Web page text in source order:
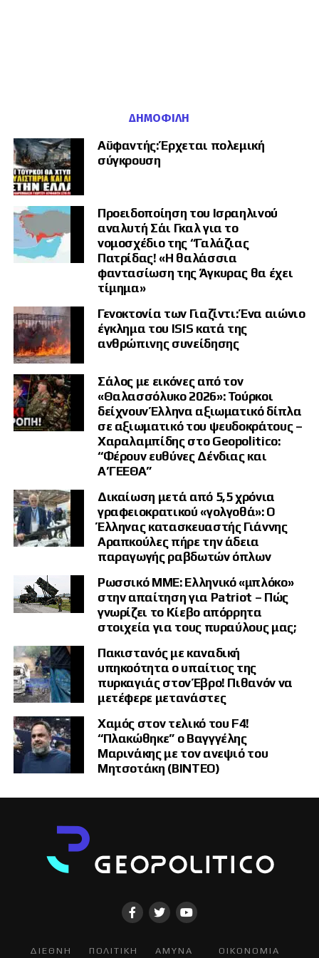
ΔΗΜΟΦΙΛΉ
Αϋφαντής: Έρχεται πολεμική
σύγκρουση
Προειδοποίηση του Ισραηλινού
αναλυτή Σάι Γκαλ για το
νομοσχέδιο της “Γαλάζιας
Πατρίδας! «Η θαλάσσια
φαντασίωση της Άγκυρας θα έχει
τίμημα»
Γενοκτονία των Γιαζίντι: Ένα αιώνιο
έγκλημα του ISIS κατά της
ανθρώπινης συνείδησης
Σάλος με εικόνες από τον
«Θαλασσόλυκο 2026»: Τούρκοι
δείχνουν Έλληνα αξιωματικό δίπλα
σε αξιωματικό του ψευδοκράτους –
Χαραλαμπίδης στο Geopolitico:
“Φέρουν ευθύνες Δένδιας και
Α’ΓΕΕΘΑ”
Δικαίωση μετά από 5,5 χρόνια
γραφειοκρατικού «γολγοθά»: Ο
Έλληνας κατασκευαστής Γιάννης
Αραπκούλες πήρε την άδεια
παραγωγής ραβδωτών όπλων
Ρωσσικό ΜΜΕ: Ελληνικό «μπλόκο»
στην απαίτηση για Patriot – Πώς
γνωρίζει το Κίεβο απόρρητα
στοιχεία για τους πυραύλους μας;
Πακιστανός με καναδική
υπηκοότητα ο υπαίτιος της
πυρκαγιάς στον Έβρο! Πιθανόν να
μετέφερε μετανάστες
Χαμός στον τελικό του F4!
“Πλακώθηκε” ο Βαγγγέλης
Μαρινάκης με τον ανεψιό του
Μητσοτάκη (ΒΙΝΤΕΟ)
ΔΙΕΘΝΗ ΠΟΛΙΤΙΚΗ ΑΜΥΝΑ ΟΙΚΟΝΟΜΙΑ